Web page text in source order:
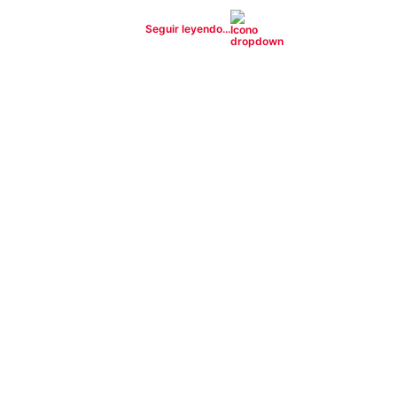
Seguir leyendo...